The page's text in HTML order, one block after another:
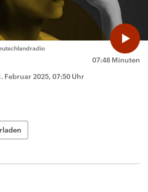
07:48 Minuten
Februar 2025, 07:50 Uhr